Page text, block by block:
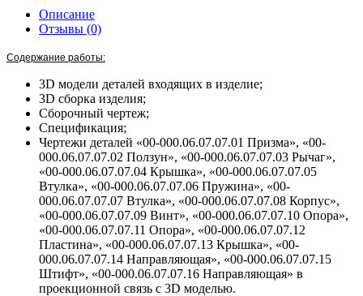
Описание
Отзывы (0)
Содержание работы:
3D модели деталей входящих в изделие;
3D сборка изделия;
Сборочный чертеж;
Спецификация;
Чертежи деталей «00-000.06.07.07.01 Призма», «00-
000.06.07.07.02 Ползун», «00-000.06.07.07.03 Рычаг»,
«00-000.06.07.07.04 Крышка», «00-000.06.07.07.05
Втулка», «00-000.06.07.07.06 Пружина», «00-
000.06.07.07.07 Втулка», «00-000.06.07.07.08 Корпус»,
«00-000.06.07.07.09 Винт», «00-000.06.07.07.10 Опора»,
«00-000.06.07.07.11 Опора», «00-000.06.07.07.12
Пластина», «00-000.06.07.07.13 Крышка», «00-
000.06.07.07.14 Направляющая», «00-000.06.07.07.15
Штифт», «00-000.06.07.07.16 Направляющая» в
проекционной связь с 3D моделью.